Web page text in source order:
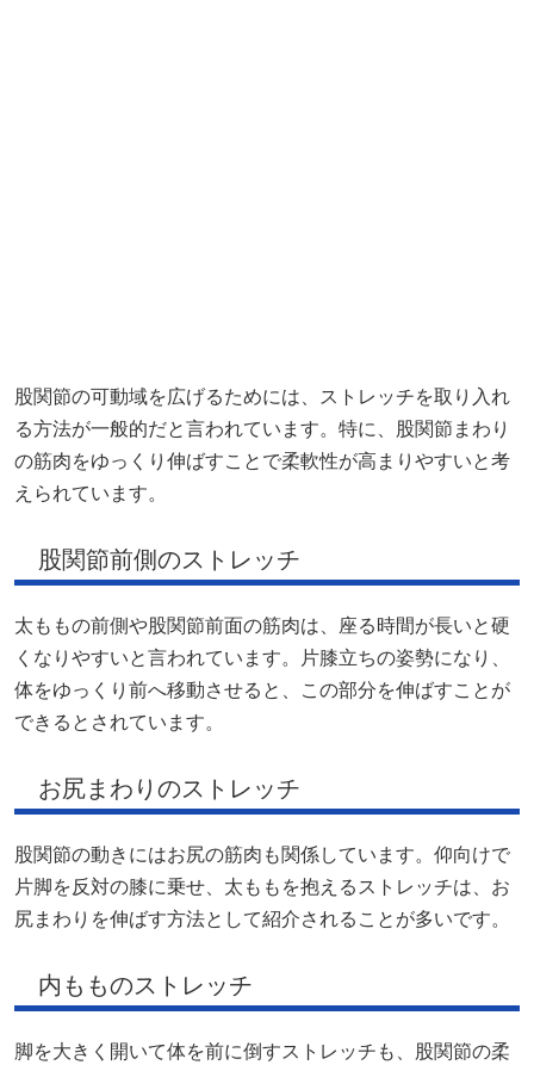
股関節の可動域を広げるためには、ストレッチを取り入れ
る方法が一般的だと言われています。特に、股関節まわり
の筋肉をゆっくり伸ばすことで柔軟性が高まりやすいと考
えられています。
股関節前側のストレッチ
太ももの前側や股関節前面の筋肉は、座る時間が長いと硬
くなりやすいと言われています。片膝立ちの姿勢になり、
体をゆっくり前へ移動させると、この部分を伸ばすことが
できるとされています。
お尻まわりのストレッチ
股関節の動きにはお尻の筋肉も関係しています。仰向けで
片脚を反対の膝に乗せ、太ももを抱えるストレッチは、お
尻まわりを伸ばす方法として紹介されることが多いです。
内もものストレッチ
脚を大きく開いて体を前に倒すストレッチも、股関節の柔